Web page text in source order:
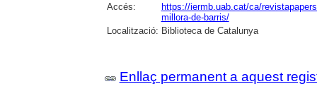
Accés:
https://iermb.uab.cat/ca/
millora-de-barris/
Localització: Biblioteca de Catalunya
Enllaç permanent a aquest